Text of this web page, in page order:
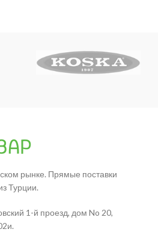
рынке. Прямые поставки
Турции.
1-й проезд, дом No 20,